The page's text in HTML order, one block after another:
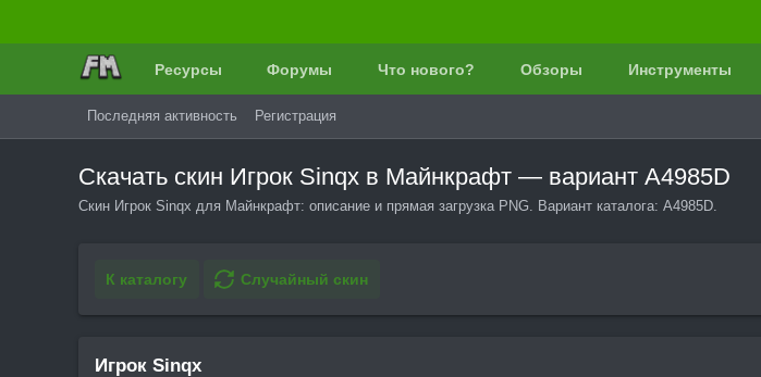
Ресурсы Форумы Что нового? Обзоры Инструменты
Последняя активность Регистрация
Скачать скин Игрок Sinqx в Майнкрафт — вариант A4985D
Скин Игрок Sinqx для Майнкрафт: описание и прямая загрузка PNG. Вариант каталога: A4985D.
К каталогу Случайный скин
Игрок Sinqx